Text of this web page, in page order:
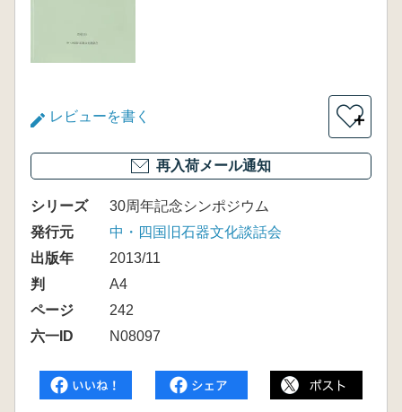
レビューを書く ＋
再入荷メール通知
シリーズ
30周年記念シンポジウム
発行元
中・四国旧石器文化談話会
出版年
2013/11
判
A4
ページ
242
六一ID
N08097